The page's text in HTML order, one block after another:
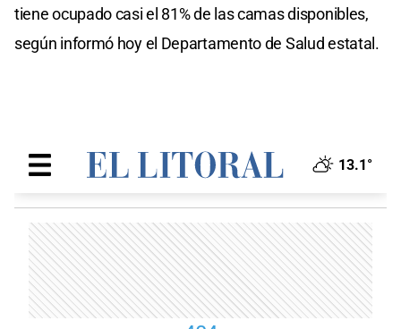
tiene ocupado casi el 81% de las camas disponibles,
según informó hoy el Departamento de Salud estatal.